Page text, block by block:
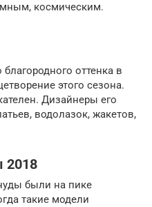
космическим.
оттенка в
этого сезона.
Дизайнеры его
водолазок, жакетов,
2018
были на пике
такие модели